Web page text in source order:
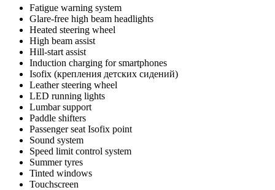
Fatigue warning system
Glare-free high beam headlights
Heated steering wheel
High beam assist
Hill-start assist
Induction charging for smartphones
Isofix (крепления детских сидений)
Leather steering wheel
LED running lights
Lumbar support
Paddle shifters
Passenger seat Isofix point
Sound system
Speed limit control system
Summer tyres
Tinted windows
Touchscreen